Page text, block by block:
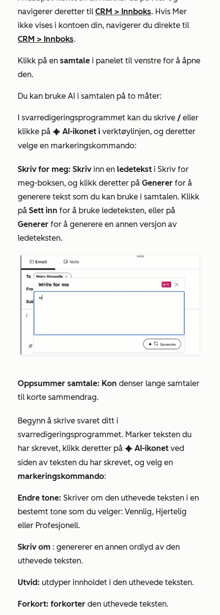
navigerer deretter til CRM > Innboks. Hvis Mer
ikke vises i kontoen din, navigerer du direkte til
CRM > Innboks.
Klikk på en samtale i panelet til venstre for å åpne
den.
Du kan bruke AI i samtalen på to måter:
I svarredigeringsprogrammet kan du skrive / eller
klikke på artificialIntelligence AI-ikonet i verktøylinjen, og deretter
velge en markeringskommando:
Skriv for meg: Skriv inn en ledetekst i Skriv for
meg-boksen, og klikk deretter på Generer for å
generere tekst som du kan bruke i samtalen. Klikk
på Sett inn for å bruke ledeteksten, eller på
Generer for å generere en annen versjon av
ledeteksten.
Oppsummer samtale: Kon denser lange samtaler
til korte sammendrag.
Begynn å skrive svaret ditt i
svarredigeringsprogrammet. Marker teksten du
har skrevet, klikk deretter på artificialIntelligence AI-ikonet ved
siden av teksten du har skrevet, og velg en
markeringskommando:
Endre tone: Skriver om den uthevede teksten i en
bestemt tone som du velger: Vennlig, Hjertelig
eller Profesjonell.
Skriv om : genererer en annen ordlyd av den
uthevede teksten.
Utvid: utdyper innholdet i den uthevede teksten.
Forkort: forkorter den uthevede teksten.